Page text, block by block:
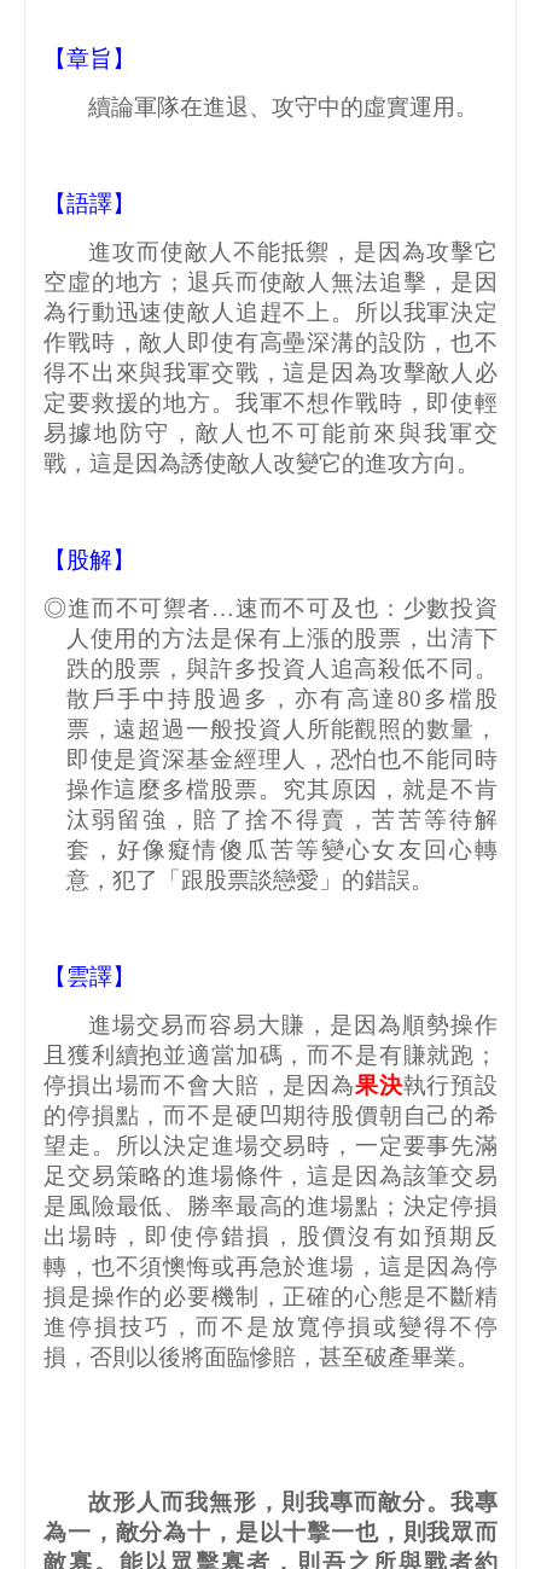
【章旨】
續論軍隊在進退、攻守中的虛實運用。
【語譯】
進攻而使敵人不能抵禦，是因為攻擊它
空虛的地方；退兵而使敵人無法追擊，是因
為行動迅速使敵人追趕不上。所以我軍決定
作戰時，敵人即使有高壘深溝的設防，也不
得不出來與我軍交戰，這是因為攻擊敵人必
定要救援的地方。我軍不想作戰時，即使輕
易據地防守，敵人也不可能前來與我軍交
戰，這是因為誘使敵人改變它的進攻方向。
【股解】
◎進而不可禦者…速而不可及也：少數投資
人使用的方法是保有上漲的股票，出清下
跌的股票，與許多投資人追高殺低不同。
散戶手中持股過多，亦有高達80多檔股
票，遠超過一般投資人所能觀照的數量，
即使是資深基金經理人，恐怕也不能同時
操作這麼多檔股票。究其原因，就是不肯
汰弱留強，賠了捨不得賣，苦苦等待解
套，好像癡情傻瓜苦等變心女友回心轉
意，犯了「跟股票談戀愛」的錯誤。
【雲譯】
進場交易而容易大賺，是因為順勢操作
且獲利續抱並適當加碼，而不是有賺就跑；
停損出場而不會大賠，是因為果決執行預設
的停損點，而不是硬凹期待股價朝自己的希
望走。所以決定進場交易時，一定要事先滿
足交易策略的進場條件，這是因為該筆交易
是風險最低、勝率最高的進場點；決定停損
出場時，即使停錯損，股價沒有如預期反
轉，也不須懊悔或再急於進場，這是因為停
損是操作的必要機制，正確的心態是不斷精
進停損技巧，而不是放寬停損或變得不停
損，否則以後將面臨慘賠，甚至破產畢業。
故形人而我無形，則我專而敵分。我專
為一，敵分為十，是以十擊一也，則我眾而
敵寡。能以眾擊寡者，則吾之所與戰者約